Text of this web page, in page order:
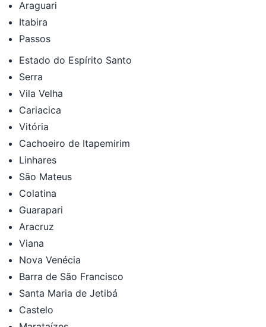
Araguari
Itabira
Passos
Estado do Espírito Santo
Serra
Vila Velha
Cariacica
Vitória
Cachoeiro de Itapemirim
Linhares
São Mateus
Colatina
Guarapari
Aracruz
Viana
Nova Venécia
Barra de São Francisco
Santa Maria de Jetibá
Castelo